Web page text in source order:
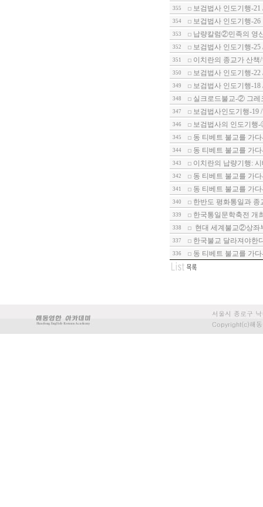
355 보검법사 인도기행-
354 보겁법사 인도기행-26
353 납량칼럼②민족의 영
352 보검법사 인도기행-
351 이치란의 종교가 산
350 보검법사 인도기행-
349 보검법사 인도기행-
348 실크로드불교-② 그레
347 보검법사인도기행-19
346 보검법사의 인도기행
345 동 티베트 불교를 가
344 동 티베트 불교를 가
343 이치란의 납량기행:
342 동 티베트 불교를 가
341 동 티베트 불교를 가
340 한반도 평화통일과 종
339 한국통일문학축전 개
338 현대 세계불교②상좌
337 한국불교 달라져야한
336 동 티베트 불교를 가